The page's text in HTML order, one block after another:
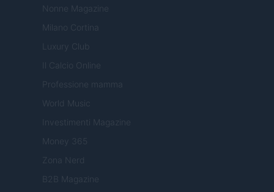
Nonne Magazine
Milano Cortina
Luxury Club
Il Calcio Online
Professione mamma
World Music
Investimenti Magazine
Money 365
Zona Nerd
B2B Magazine